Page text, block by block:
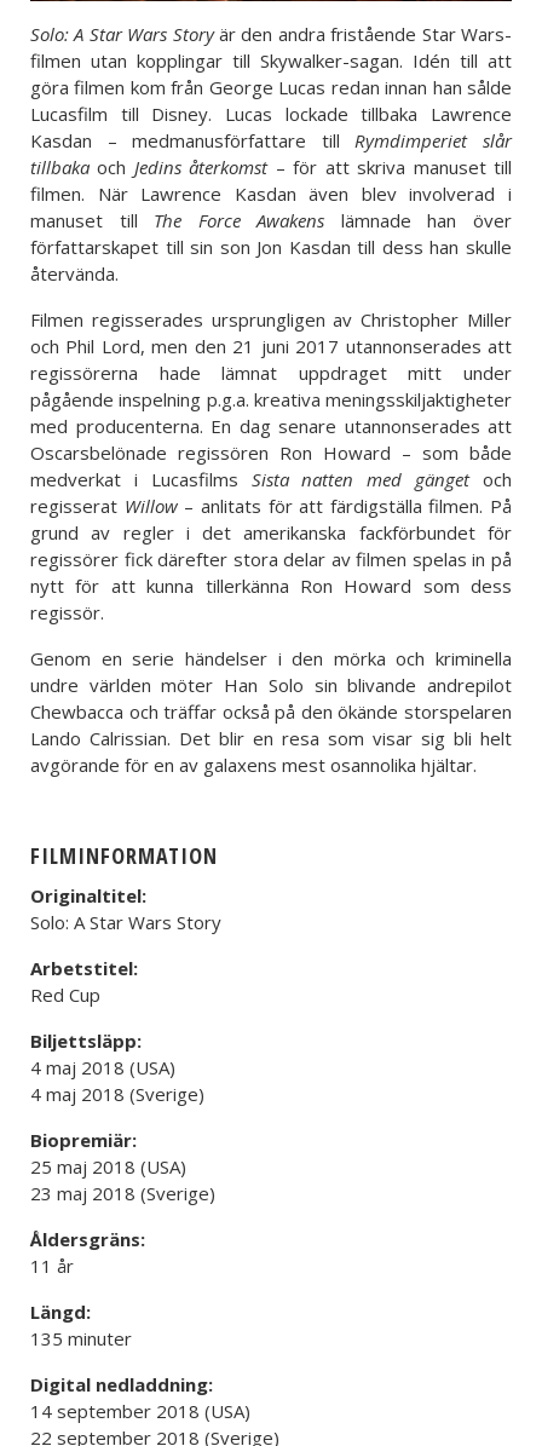
Solo: A Star Wars Storyär den andra fristående Star Wars-
filmen utan kopplingar till Skywalker-sagan. Idén till att
göra filmen kom från George Lucas redan innan han sålde
Lucasfilm till Disney. Lucas lockade tillbaka Lawrence
Kasdan – medmanusförfattare till Rymdimperiet slår
tillbaka och Jedins återkomst– för att skriva manuset till
filmen. När Lawrence Kasdan även blev involverad i
manuset till The Force Awakens lämnade han över
författarskapet till sin son Jon Kasdan till dess han skulle
återvända.
Filmen regisserades ursprungligen av Christopher Miller
och Phil Lord, men den 21 juni 2017 utannonserades att
regissörerna hade lämnat uppdraget mitt under
pågående inspelning p.g.a. kreativa meningsskiljaktigheter
med producenterna. En dag senare utannonserades att
Oscarsbelönade regissören Ron Howard – som både
medverkat i Lucasfilms Sista natten med gängetoch
regisserat Willow– anlitats för att färdigställa filmen. På
grund av regler i det amerikanska fackförbundet för
regissörer fick därefter stora delar av filmen spelas in på
nytt för att kunna tillerkänna Ron Howard som dess
regissör.
Genom en serie händelser i den mörka och kriminella
undre världen möter Han Solo sin blivande andrepilot
Chewbacca och träffar också på den ökände storspelaren
Lando Calrissian. Det blir en resa som visar sig bli helt
avgörande för en av galaxens mest osannolika hjältar.
FILMINFORMATION
Originaltitel:
Solo: A Star Wars Story
Arbetstitel:
Red Cup
Biljettsläpp:
4 maj 2018 (USA)
4 maj 2018 (Sverige)
Biopremiär:
25 maj 2018 (USA)
23 maj 2018 (Sverige)
Åldersgräns:
11 år
Längd:
135 minuter
Digital nedladdning:
14 september 2018 (USA)
22 september 2018 (Sverige)